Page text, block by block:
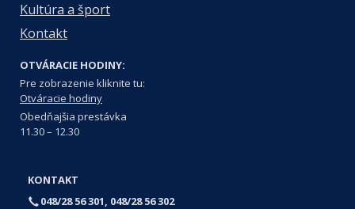
Kultúra a šport
Kontakt
OTVÁRACIE HODINY:
Pre zobrazenie kliknite tu:
Otváracie hodiny
Obedňajšia prestávka
11.30 – 12.30
KONTAKT
048/28 56 301, 048/28 56 302